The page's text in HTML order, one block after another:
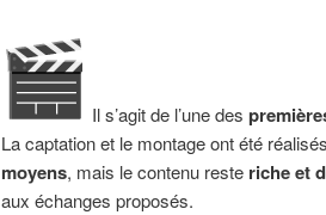
Il s’agit de l’une des
La captation et le montage ont été
moyens, mais le contenu reste riche et
aux échanges proposés.